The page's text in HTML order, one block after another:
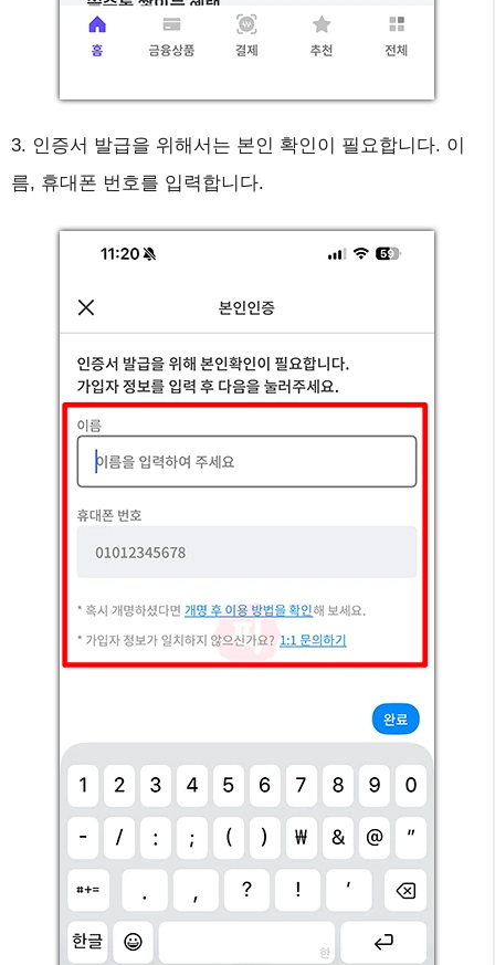
3. 인증서 발급을 위해서는 본인 확인이 필요합니다. 이
름, 휴대폰 번호를 입력합니다.